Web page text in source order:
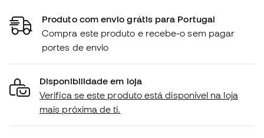
Produto com envio grátis para Portugal
Compra este produto e recebe-o sem pagar
portes de envio
Disponibilidade em loja
Verifica se este produto está disponível na loja
mais próxima de ti.